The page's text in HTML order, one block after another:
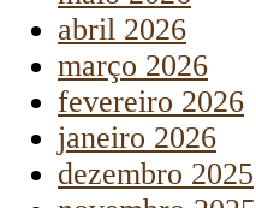
abril 2026
março 2026
fevereiro 2026
janeiro 2026
dezembro 2025